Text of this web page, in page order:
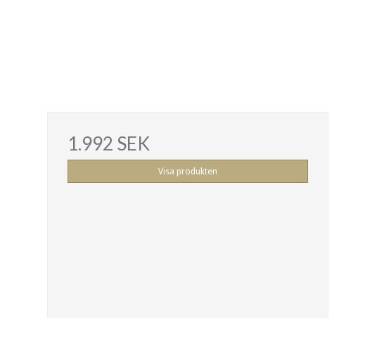
1.992 SEK
Visa produkten